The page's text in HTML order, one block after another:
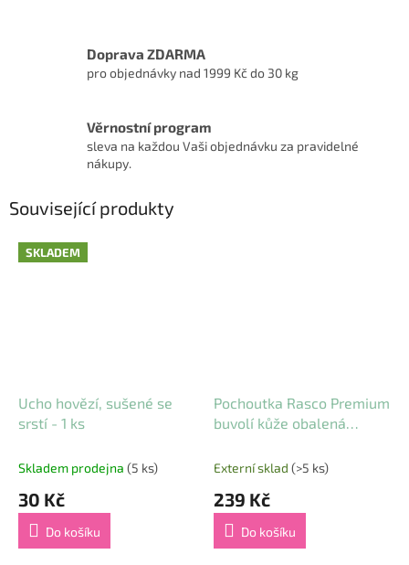
Doprava ZDARMA
pro objednávky nad 1999 Kč do 30 kg
Věrnostní program
sleva na každou Vaši objednávku za pravidelné
nákupy.
Související produkty
SKLADEM
Ucho hovězí, sušené se
srstí - 1 ks
Skladem prodejna (5 ks)
30 Kč
Do košíku
Pochoutka Rasco Premium
buvolí kůže obalená
Externí sklad (>5 ks)
239 Kč
Do košíku